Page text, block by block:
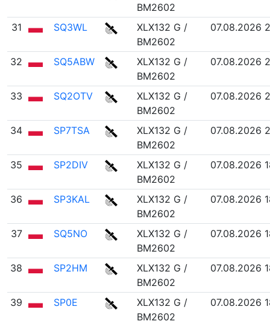
BM2602
31 SQ3WL
XLX132 G /
BM2602
07.08.2026
32 SQ5ABW
XLX132 G /
BM2602
07.08.2026
33 SQ2OTV
XLX132 G /
BM2602
07.08.2026
34 SP7TSA
XLX132 G /
BM2602
07.08.2026
35 SP2DIV
XLX132 G /
BM2602
07.08.2026
36 SP3KAL
XLX132 G /
BM2602
07.08.2026
37 SQ5NO
XLX132 G /
BM2602
07.08.2026
38 SP2HM
XLX132 G /
BM2602
07.08.2026
39 SP0E
XLX132 G /
BM2602
07.08.2026